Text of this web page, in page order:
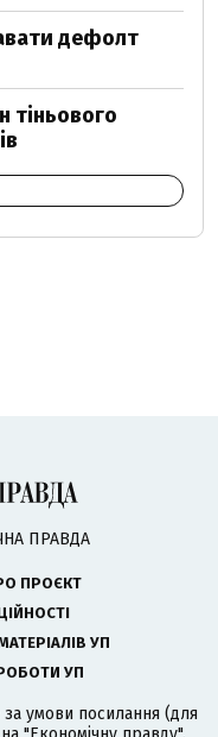
дефолт
тіньового
ПРАВДА
ПРОЄКТ
УП
УП
умови посилання (для